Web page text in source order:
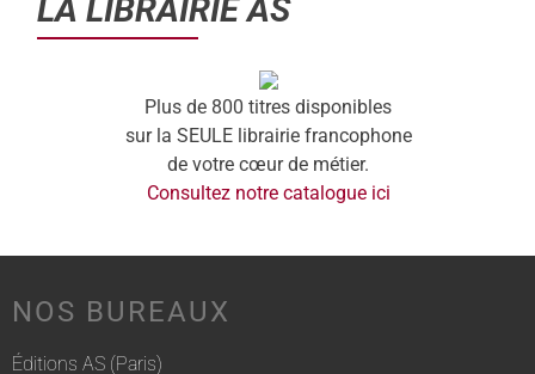
LA LIBRAIRIE AS
Plus de 800 titres disponibles
sur la SEULE librairie francophone
de votre cœur de métier.
Consultez notre catalogue ici
NOS BUREAUX
Éditions AS (Paris)